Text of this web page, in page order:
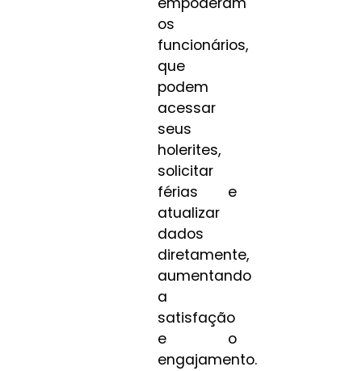
os
funcionários,
que
podem
acessar
seus
holerites,
solicitar
férias e
atualizar
dados
diretamente,
aumentando
a
satisfação
e o
engajamento.